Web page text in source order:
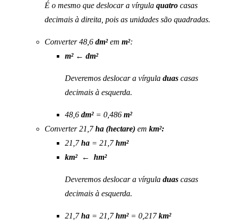
É o mesmo que deslocar a vírgula quatro casas
decimais à direita, pois as unidades são quadradas.
Converter 48,6 dm² em m²:
m² ← dm²
Deveremos deslocar a vírgula duas casas
decimais à esquerda.
48,6 dm² = 0,486 m²
Converter 21,7ha (hectare) em km²:
21,7ha = 21,7hm²
km² ← hm²
Deveremos deslocar a vírgula duas casas
decimais à esquerda.
21,7ha = 21,7hm² = 0,217km²